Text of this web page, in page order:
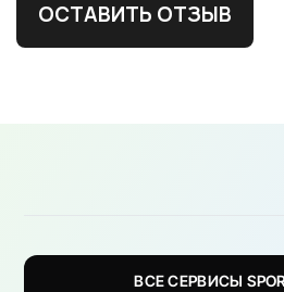
ОСТАВИТЬ ОТЗЫВ
ВСЕ СЕРВИСЫ